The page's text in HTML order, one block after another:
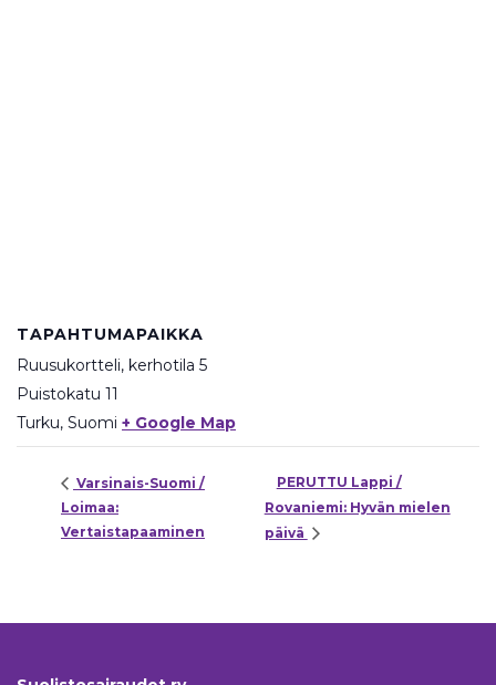
TAPAHTUMAPAIKKA
Ruusukortteli, kerhotila 5
Puistokatu 11
Turku, Suomi + Google Map
Varsinais-Suomi /
Loimaa:
Vertaistapaaminen
PERUTTU Lappi /
Rovaniemi: Hyvän mielen
päivä